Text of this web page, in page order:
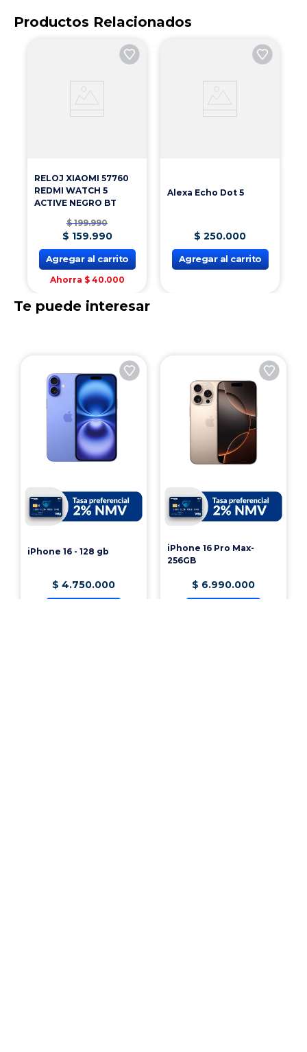
cartuchos y sin preocupaciones.
Productos Relacionados
RELOJ XIAOMI 57760
REDMI WATCH 5
ACTIVE NEGRO BT
$ 199.990
$ 159.990
Agregar al carrito
Ahorra $ 40.000
Alexa Echo Dot 5
$ 250.000
Agregar al carrito
Te puede interesar
iPhone 16 - 128 gb
$ 4.750.000
iPhone 16 Pro Max-
256GB
$ 6.990.000